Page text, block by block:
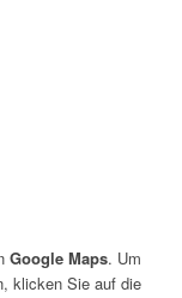
Google Maps. Um
klicken Sie auf die